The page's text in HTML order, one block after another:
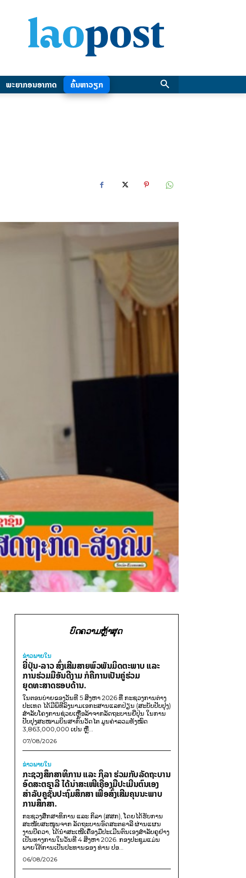
ພະຍາກອນອາກາດ ຄົ້ນຫາວຽກ
ບົດຄວາມຫຼ້າສຸດ
ຂ່າວພາຍ​ໃນ
ຍີ່ປຸ່ນ-ລາວ ສົ່ງເສີມສາຍພົວພັນມິດຕະພາບ ແລະ
ການຮ່ວມມືອັນດີງາມ ກໍຄືການເປັນຄູ່ຮ່ວມ
ຍຸດທະສາດຮອບດ້ານ.
ໃນຕອນບ່າຍຂອງວັນທີ 5 ສິງຫາ 2026 ທີ່ ກະຊວງການຕ່າງ
ປະເທດ ໄດ້ມີພິທີລົງນາມເອກະສານແລກປ່ຽນ (ສະບັບປັບປຸງ)
ສໍາລັບໂຄງການຊ່ວຍເຫຼືອລ້າຈາກລັດຖະບານຍີ່ປຸ່ນ ໃນການ
ປັບປຸງສະໜາມບິນສາກົນວັດໄຕ ມູນຄ່າລວມທັງໝົດ
3,863,000,000 ເຢນ ຫຼື...
07/08/2026
ຂ່າວພາຍ​ໃນ
ກະຊວງສຶກສາທິການ ແລະ ກິລາ ຮ່ວມກັບລັດຖະບານ
ອົດສະຕຣາລີ ໄດ້ນຳສະເໜີເຄື່ອງມືປະເມີນຕົນເອງ
ສຳລັບຄູຊັ້ນປະຖົມສຶກສາ ເພື່ອສົ່ງເສີມຄຸນນະພາບ
ການສຶກສາ.
ກະຊວງສຶກສາທິການ ແລະ ກິລາ (ສສກ), ໂດຍໄດ້ຮັບການ
ສະໜັບສະໜູນຈາກ ລັດຖະບານອົດສະຕຣາລີ ຜ່ານແຜນ
ງານບີຄວາ, ໄດ້ນຳສະເໜີເຄື່ອງມືປະເມີນຕົນເອງສຳລັບຄູຢ່າງ
ເປັນທາງການໃນວັນທີ 4 ສິງຫາ 2026. ກອງປະຊຸມແມ່ນ
ພາຍໃຕ້ການເປັນປະທານຂອງ ທ່ານ ປອ...
06/08/2026